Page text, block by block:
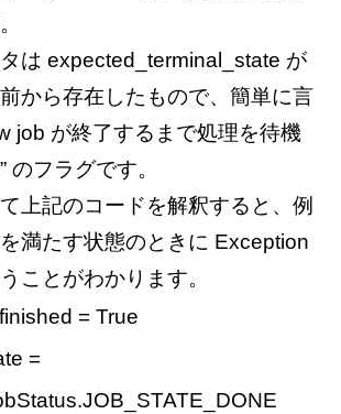
は expected_terminal_state が
から存在したもので、簡単に言
job が終了するまで処理を待機
のフラグです。
上記のコードを解釈すると、例
満たす状態のときに Exception
ことがわかります。
= True
=